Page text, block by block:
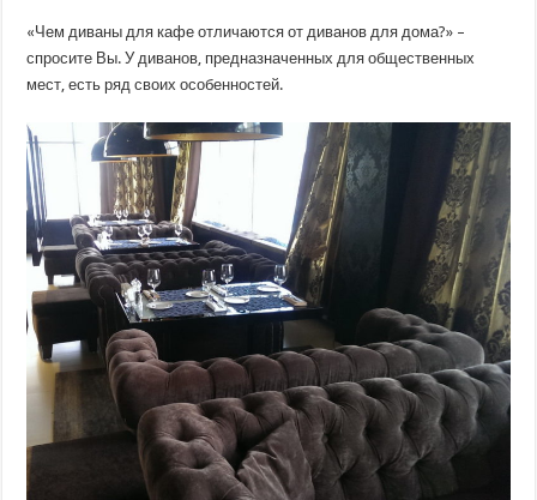
«Чем диваны для кафе отличаются от диванов для дома?» –
спросите Вы. У диванов, предназначенных для общественных
мест, есть ряд своих особенностей.